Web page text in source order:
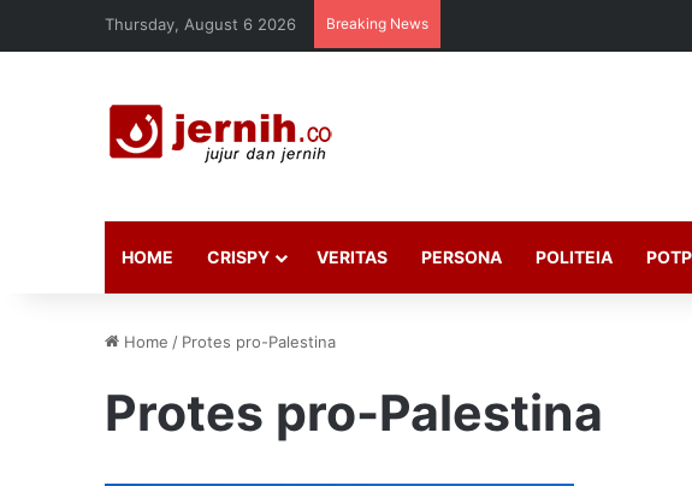
Thursday, August 6 2026 Breaking News
HOME CRISPY VERITAS PERSONA POLITEIA
Home / Protes pro-Palestina
Protes pro-Palestina